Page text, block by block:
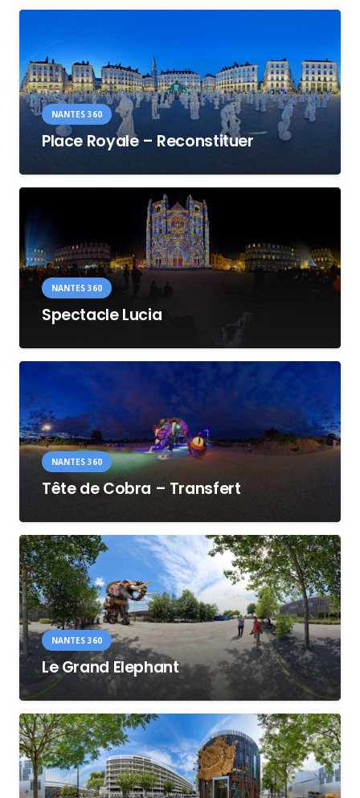
NANTES 360
Place Royale – Reconstituer
NANTES 360
Spectacle Lucia
NANTES 360
Tête de Cobra – Transfert
NANTES 360
Le Grand Elephant